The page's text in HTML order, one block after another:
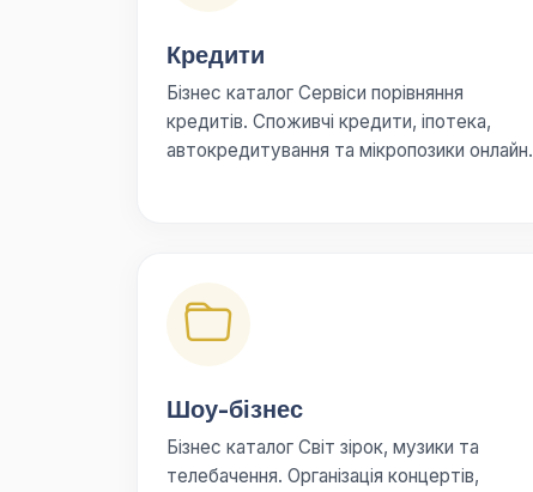
Кредити
Бізнес каталог Сервіси порівняння
кредитів. Споживчі кредити, іпотека,
автокредитування та мікропозики онлайн.
Шоу-бізнес
Бізнес каталог Світ зірок, музики та
телебачення. Організація концертів,